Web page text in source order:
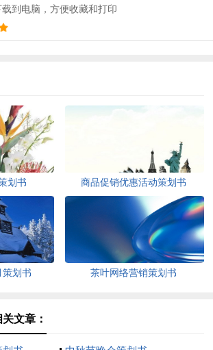
到电脑，方便收藏和打印
划书 商品促销优惠活动策划书
策划书 茶叶网络营销策划书
文章：